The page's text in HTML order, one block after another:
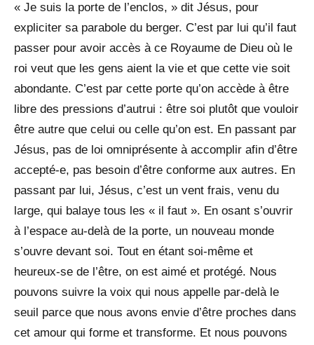
« Je suis la porte de l’enclos, » dit Jésus, pour
expliciter sa parabole du berger. C’est par lui qu’il faut
passer pour avoir accès à ce Royaume de Dieu où le
roi veut que les gens aient la vie et que cette vie soit
abondante. C’est par cette porte qu’on accède à être
libre des pressions d’autrui : être soi plutôt que vouloir
être autre que celui ou celle qu’on est. En passant par
Jésus, pas de loi omniprésente à accomplir afin d’être
accepté-e, pas besoin d’être conforme aux autres. En
passant par lui, Jésus, c’est un vent frais, venu du
large, qui balaye tous les « il faut ». En osant s’ouvrir
à l’espace au-delà de la porte, un nouveau monde
s’ouvre devant soi. Tout en étant soi-même et
heureux-se de l’être, on est aimé et protégé. Nous
pouvons suivre la voix qui nous appelle par-delà le
seuil parce que nous avons envie d’être proches dans
cet amour qui forme et transforme. Et nous pouvons